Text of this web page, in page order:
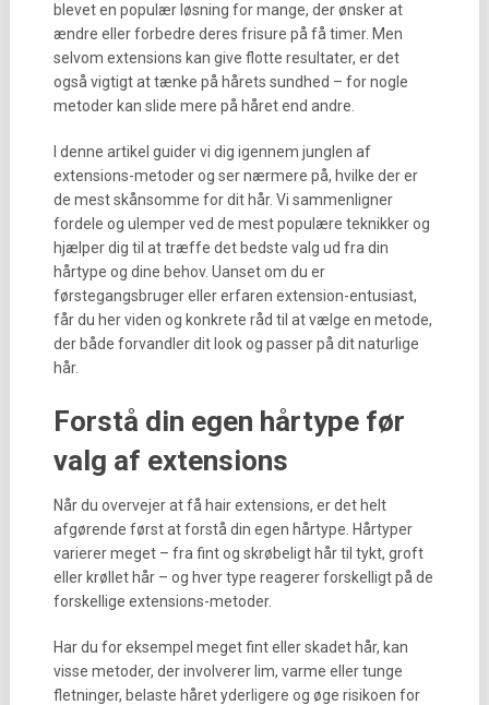
blevet en populær løsning for mange, der ønsker at
ændre eller forbedre deres frisure på få timer. Men
selvom extensions kan give flotte resultater, er det
også vigtigt at tænke på hårets sundhed – for nogle
metoder kan slide mere på håret end andre.
I denne artikel guider vi dig igennem junglen af
extensions-metoder og ser nærmere på, hvilke der er
de mest skånsomme for dit hår. Vi sammenligner
fordele og ulemper ved de mest populære teknikker og
hjælper dig til at træffe det bedste valg ud fra din
hårtype og dine behov. Uanset om du er
førstegangsbruger eller erfaren extension-entusiast,
får du her viden og konkrete råd til at vælge en metode,
der både forvandler dit look og passer på dit naturlige
hår.
Forstå din egen hårtype før
valg af extensions
Når du overvejer at få hair extensions, er det helt
afgørende først at forstå din egen hårtype. Hårtyper
varierer meget – fra fint og skrøbeligt hår til tykt, groft
eller krøllet hår – og hver type reagerer forskelligt på de
forskellige extensions-metoder.
Har du for eksempel meget fint eller skadet hår, kan
visse metoder, der involverer lim, varme eller tunge
fletninger, belaste håret yderligere og øge risikoen for